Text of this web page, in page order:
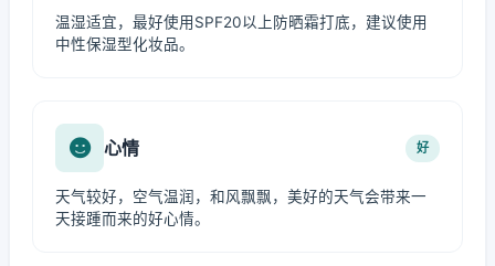
温湿适宜，最好使用SPF20以上防晒霜打底，建议使用
中性保湿型化妆品。
心情 好
天气较好，空气温润，和风飘飘，美好的天气会带来一
天接踵而来的好心情。